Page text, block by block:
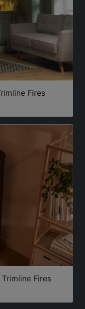
Fires
Fires